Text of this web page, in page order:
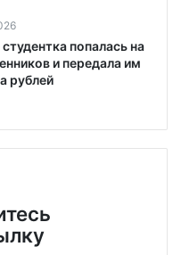
попалась на
и передала им
рублей